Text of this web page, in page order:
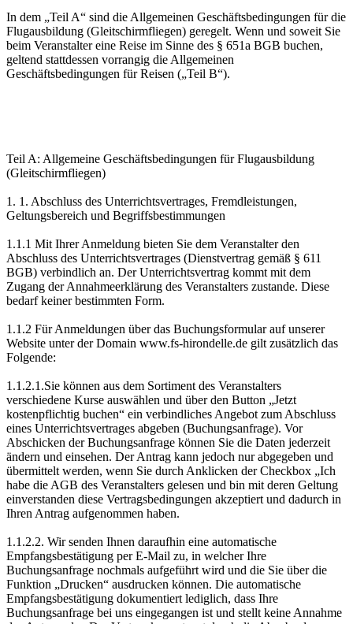
In dem „Teil A“ sind die Allgemeinen Geschäftsbedingungen für die
Flugausbildung (Gleitschirmfliegen) geregelt. Wenn und soweit Sie
beim Veranstalter eine Reise im Sinne des § 651a BGB buchen,
geltend stattdessen vorrangig die Allgemeinen
Geschäftsbedingungen für Reisen („Teil B“).
Teil A: Allgemeine Geschäftsbedingungen für Flugausbildung
(Gleitschirmfliegen)
1. 1. Abschluss des Unterrichtsvertrages, Fremdleistungen,
Geltungsbereich und Begriffsbestimmungen
1.1.1 Mit Ihrer Anmeldung bieten Sie dem Veranstalter den
Abschluss des Unterrichtsvertrages (Dienstvertrag gemäß § 611
BGB) verbindlich an. Der Unterrichtsvertrag kommt mit dem
Zugang der Annahmeerklärung des Veranstalters zustande. Diese
bedarf keiner bestimmten Form.
1.1.2 Für Anmeldungen über das Buchungsformular auf unserer
Website unter der Domain www.fs-hirondelle.de gilt zusätzlich das
Folgende:
1.1.2.1.Sie können aus dem Sortiment des Veranstalters
verschiedene Kurse auswählen und über den Button „Jetzt
kostenpflichtig buchen“ ein verbindliches Angebot zum Abschluss
eines Unterrichtsvertrages abgeben (Buchungsanfrage). Vor
Abschicken der Buchungsanfrage können Sie die Daten jederzeit
ändern und einsehen. Der Antrag kann jedoch nur abgegeben und
übermittelt werden, wenn Sie durch Anklicken der Checkbox „Ich
habe die AGB des Veranstalters gelesen und bin mit deren Geltung
einverstanden diese Vertragsbedingungen akzeptiert und dadurch in
Ihren Antrag aufgenommen haben.
1.1.2.2. Wir senden Ihnen daraufhin eine automatische
Empfangsbestätigung per E-Mail zu, in welcher Ihre
Buchungsanfrage nochmals aufgeführt wird und die Sie über die
Funktion „Drucken“ ausdrucken können. Die automatische
Empfangsbestätigung dokumentiert lediglich, dass Ihre
Buchungsanfrage bei uns eingegangen ist und stellt keine Annahme